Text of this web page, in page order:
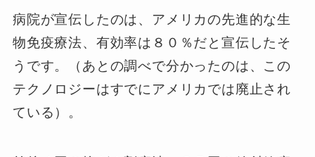
病院が宣伝したのは、アメリカの先進的な生
物免疫療法、有効率は８０％だと宣伝したそ
うです。（あとの調べで分かったのは、この
テクノロジーはすでにアメリカでは廃止され
ている）。